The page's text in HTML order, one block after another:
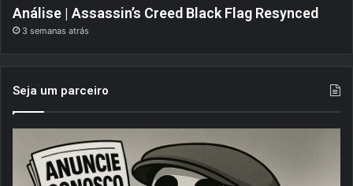
Análise | Assassin’s Creed Black Flag Resynced
3 semanas atrás
Seja um parceiro